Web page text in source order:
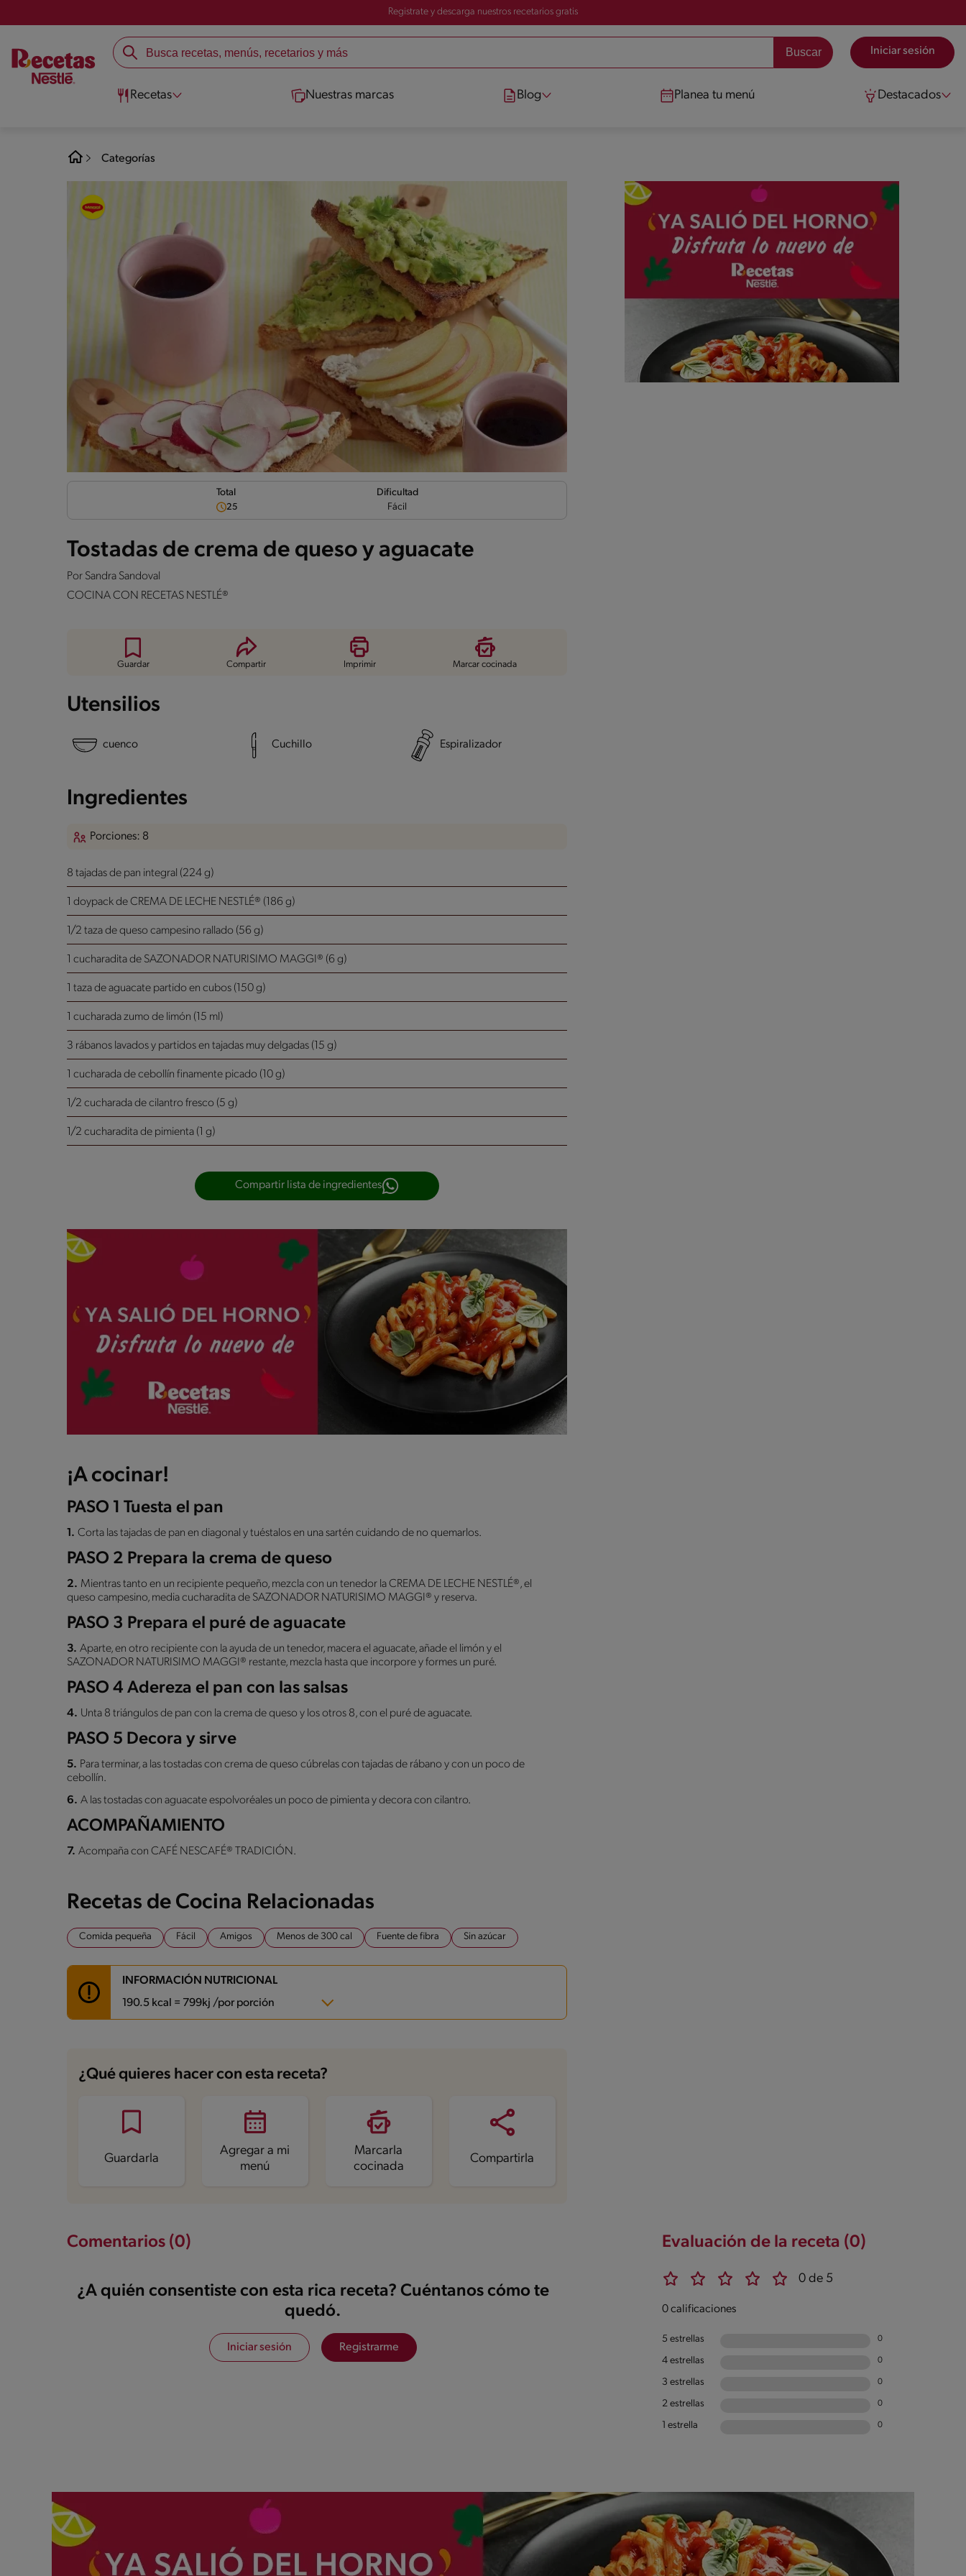
Registrate y descarga nuestros recetarios gratis
Iniciar sesión
Recetas Nuestras marcas Blog Planea tu menú Destacados
Categorías
Total
25
Dificultad
Fácil
Tostadas de crema de queso y aguacate
Por Sandra Sandoval
COCINA CON RECETAS NESTLÉ®
Guardar Compartir Imprimir Marcar cocinada
Utensilios
cuenco Cuchillo Espiralizador
Ingredientes
Porciones: 8
8 tajadas de pan integral (224 g)
1 doypack de CREMA DE LECHE NESTLÉ® (186 g)
1/2 taza de queso campesino rallado (56 g)
1 cucharadita de SAZONADOR NATURISIMO MAGGI® (6 g)
1 taza de aguacate partido en cubos (150 g)
1 cucharada zumo de limón (15 ml)
3 rábanos lavados y partidos en tajadas muy delgadas (15 g)
1 cucharada de cebollín finamente picado (10 g)
1/2 cucharada de cilantro fresco (5 g)
1/2 cucharadita de pimienta (1 g)
Compartir lista de ingredientes
¡A cocinar!
PASO 1 Tuesta el pan
1. Corta las tajadas de pan en diagonal y tuéstalos en una sartén cuidando de no quemarlos.
PASO 2 Prepara la crema de queso
2. Mientras tanto en un recipiente pequeño, mezcla con un tenedor la CREMA DE LECHE NESTLÉ®, el
queso campesino, media cucharadita de SAZONADOR NATURISIMO MAGGI® y reserva.
PASO 3 Prepara el puré de aguacate
3. Aparte, en otro recipiente con la ayuda de un tenedor, macera el aguacate, añade el limón y el
SAZONADOR NATURISIMO MAGGI® restante, mezcla hasta que incorpore y formes un puré.
PASO 4 Adereza el pan con las salsas
4. Unta 8 triángulos de pan con la crema de queso y los otros 8, con el puré de aguacate.
PASO 5 Decora y sirve
5. Para terminar, a las tostadas con crema de queso cúbrelas con tajadas de rábano y con un poco de
cebollín.
6. A las tostadas con aguacate espolvoréales un poco de pimienta y decora con cilantro.
ACOMPAÑAMIENTO
7. Acompaña con CAFÉ NESCAFÉ® TRADICIÓN.
Recetas de Cocina Relacionadas
Comida pequeña Fácil Amigos Menos de 300 cal Fuente de fibra Sin azúcar
INFORMACIÓN NUTRICIONAL
190.5 kcal = 799kj /por porción
Energía
190.5 kcal
Grasas 11.3 g
Sodio
¿Qué quieres hacer con esta receta?
Guardarla
Agregar a mi
menú
Marcarla
cocinada
Compartirla
Evaluación de la receta (0)
0 de 5
0 calificaciones
5 estrellas 0
4 estrellas 0
3 estrellas 0
2 estrellas 0
1 estrella 0
Comentarios (0)
¿A quién consentiste con esta rica receta? Cuéntanos cómo te
quedó.
Iniciar sesión Registrarme